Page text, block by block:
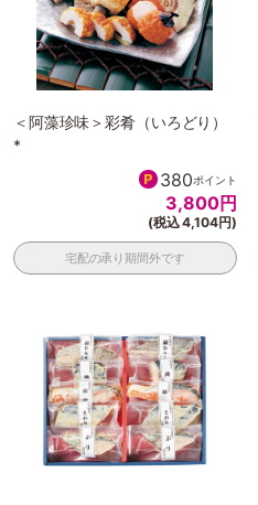
＜阿藻珍味＞彩肴（いろどり）
*
380ポイント
3,800円
(税込 4,104円)
宅配の承り期間外です